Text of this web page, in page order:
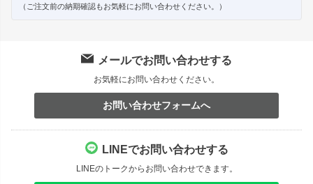
（ご注文前の納期確認もお気軽にお問い合わせください。）
メールでお問い合わせする
お気軽にお問い合わせください。
お問い合わせフォームへ
LINEでお問い合わせする
LINEのトークからお問い合わせできます。